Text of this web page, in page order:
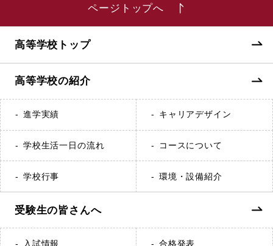
ページトップへ
高等学校トップ
高等学校の紹介
進学実績 キャリアデザイン
学校生活一日の流れ コースについて
学校行事 環境・設備紹介
受験生の皆さんへ
入試情報 合格発表